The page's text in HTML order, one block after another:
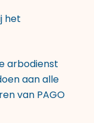
het
arbodienst
aan alle
van PAGO